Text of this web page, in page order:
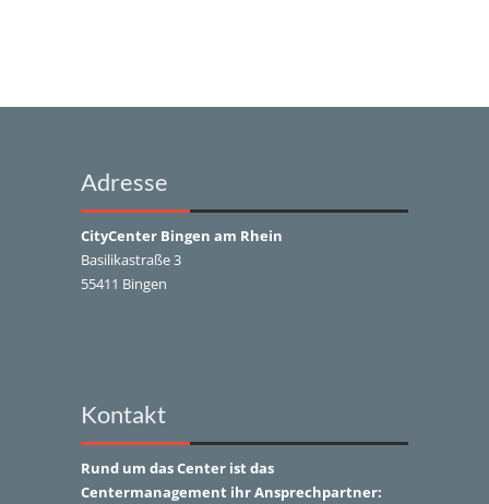
Adresse
CityCenter Bingen am Rhein
Basilikastraße 3
55411 Bingen
Kontakt
Rund um das Center ist das
Centermanagement ihr Ansprechpartner: